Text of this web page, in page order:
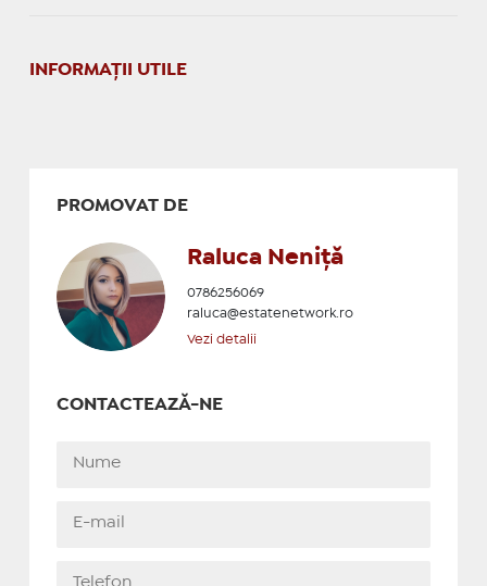
INFORMAŢII UTILE
PROMOVAT DE
Raluca Neniță
0786256069
raluca@estatenetwork.ro
Vezi detalii
CONTACTEAZĂ-NE